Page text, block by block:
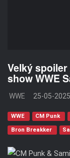
Velký
show WWE
WWE 25-05-
WWE CM Punk
Bron Breakker